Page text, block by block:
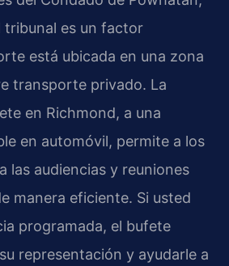
tribunal es un factor
está ubicada en una zona
transporte privado. La
en Richmond, a una
en automóvil, permite a los
las audiencias y reuniones
manera eficiente. Si usted
programada, el bufete
representación y ayudarle a